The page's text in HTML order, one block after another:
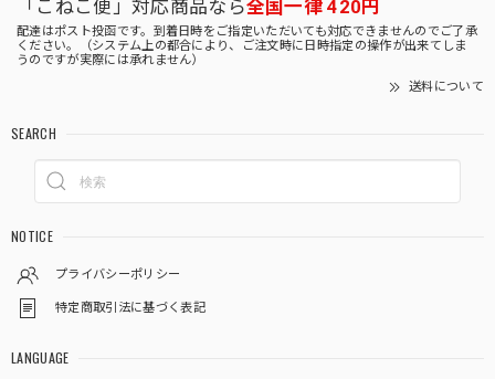
「こねこ便」対応商品なら全国一律 420円
配達はポスト投函です。到着日時をご指定いただいても対応できませんのでご了承
ください。（システム上の都合により、ご注文時に日時指定の操作が出来てしま
うのですが実際には承れません）
送料について
SEARCH
NOTICE
プライバシーポリシー
特定商取引法に基づく表記
LANGUAGE